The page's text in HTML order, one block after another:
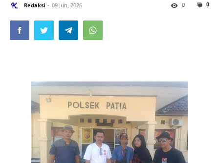
Redaksi 09 Jun, 2026 0
0